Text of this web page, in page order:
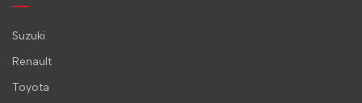
Suzuki
Renault
Toyota